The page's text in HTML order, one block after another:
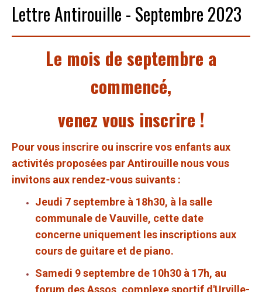
Lettre Antirouille - Septembre 2023
Le mois de septembre a
commencé,
venez vous inscrire !
Pour vous inscrire ou inscrire vos enfants aux
activités proposées par Antirouille nous vous
invitons aux rendez-vous suivants :
Jeudi 7 septembre à 18h30, à la salle
communale de Vauville, cette date
concerne uniquement les inscriptions aux
cours de guitare et de piano.
Samedi 9 septembre de 10h30 à 17h, au
forum des Assos, complexe sportif d'Urville-